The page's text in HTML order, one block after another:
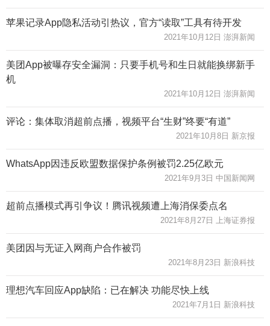
苹果记录App隐私活动引热议，官方“读取”工具有待开发
2021年10月12日 澎湃新闻
美团App被曝存安全漏洞：只要手机号和生日就能换绑新手
机
2021年10月12日 澎湃新闻
评论：集体取消超前点播，视频平台“生财”终要“有道”
2021年10月8日 新京报
WhatsApp因违反欧盟数据保护条例被罚2.25亿欧元
2021年9月3日 中国新闻网
超前点播模式再引争议！腾讯视频遭上海消保委点名
2021年8月27日 上海证券报
美团因与无证入网商户合作被罚
2021年8月23日 新浪科技
理想汽车回应App缺陷：已在解决 功能尽快上线
2021年7月1日 新浪科技